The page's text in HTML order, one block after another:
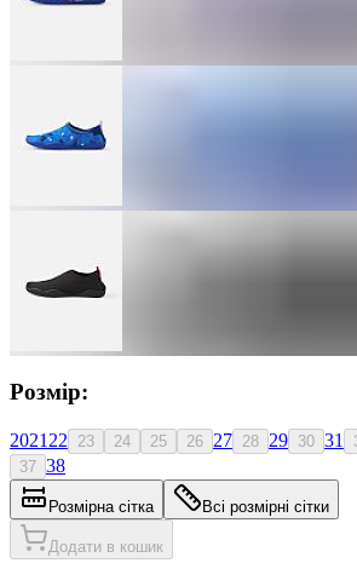
Розмір:
2021 22 23 24 25 26 27 28 29 30 31
37 38
Розмірна сітка Всі розмірні сітки
Додати в кошик